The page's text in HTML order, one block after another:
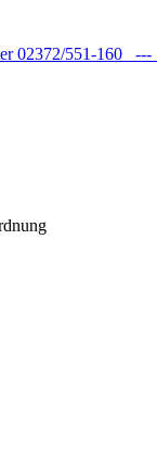
02372/551-160 ---